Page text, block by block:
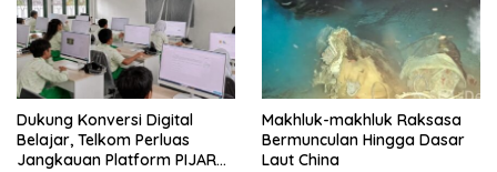
Dukung Konversi Digital
Belajar, Telkom Perluas
Jangkauan Platform PIJAR
Makhluk-makhluk Raksasa
Bermunculan Hingga Dasar
Laut China